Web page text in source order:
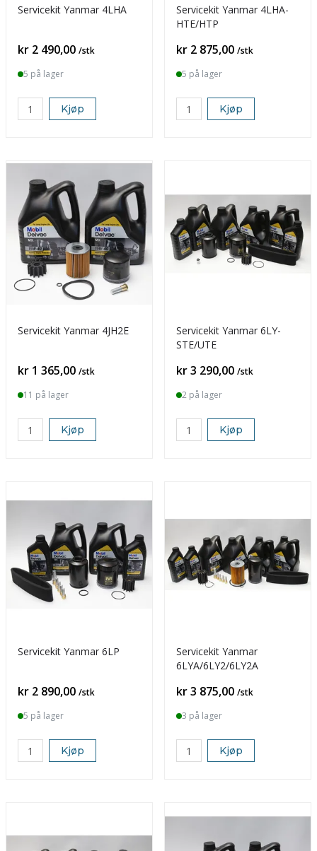
Servicekit Yanmar 4LHA
Pris
kr 2 490,00 /stk
5 på lager
Kjøp
Servicekit Yanmar 4LHA-
HTE/HTP
Pris
kr 2 875,00 /stk
5 på lager
Kjøp
Servicekit Yanmar 4JH2E
Pris
kr 1 365,00 /stk
11 på lager
Kjøp
Servicekit Yanmar 6LY-
STE/UTE
Pris
kr 3 290,00 /stk
2 på lager
Kjøp
Servicekit Yanmar 6LP
Pris
kr 2 890,00 /stk
5 på lager
Kjøp
Servicekit Yanmar
6LYA/6LY2/6LY2A
Pris
kr 3 875,00 /stk
3 på lager
Kjøp